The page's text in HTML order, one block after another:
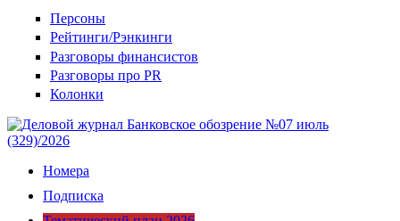
Персоны
Рейтинги/Рэнкинги
Разговоры финансистов
Разговоры про PR
Колонки
Номера
Подписка